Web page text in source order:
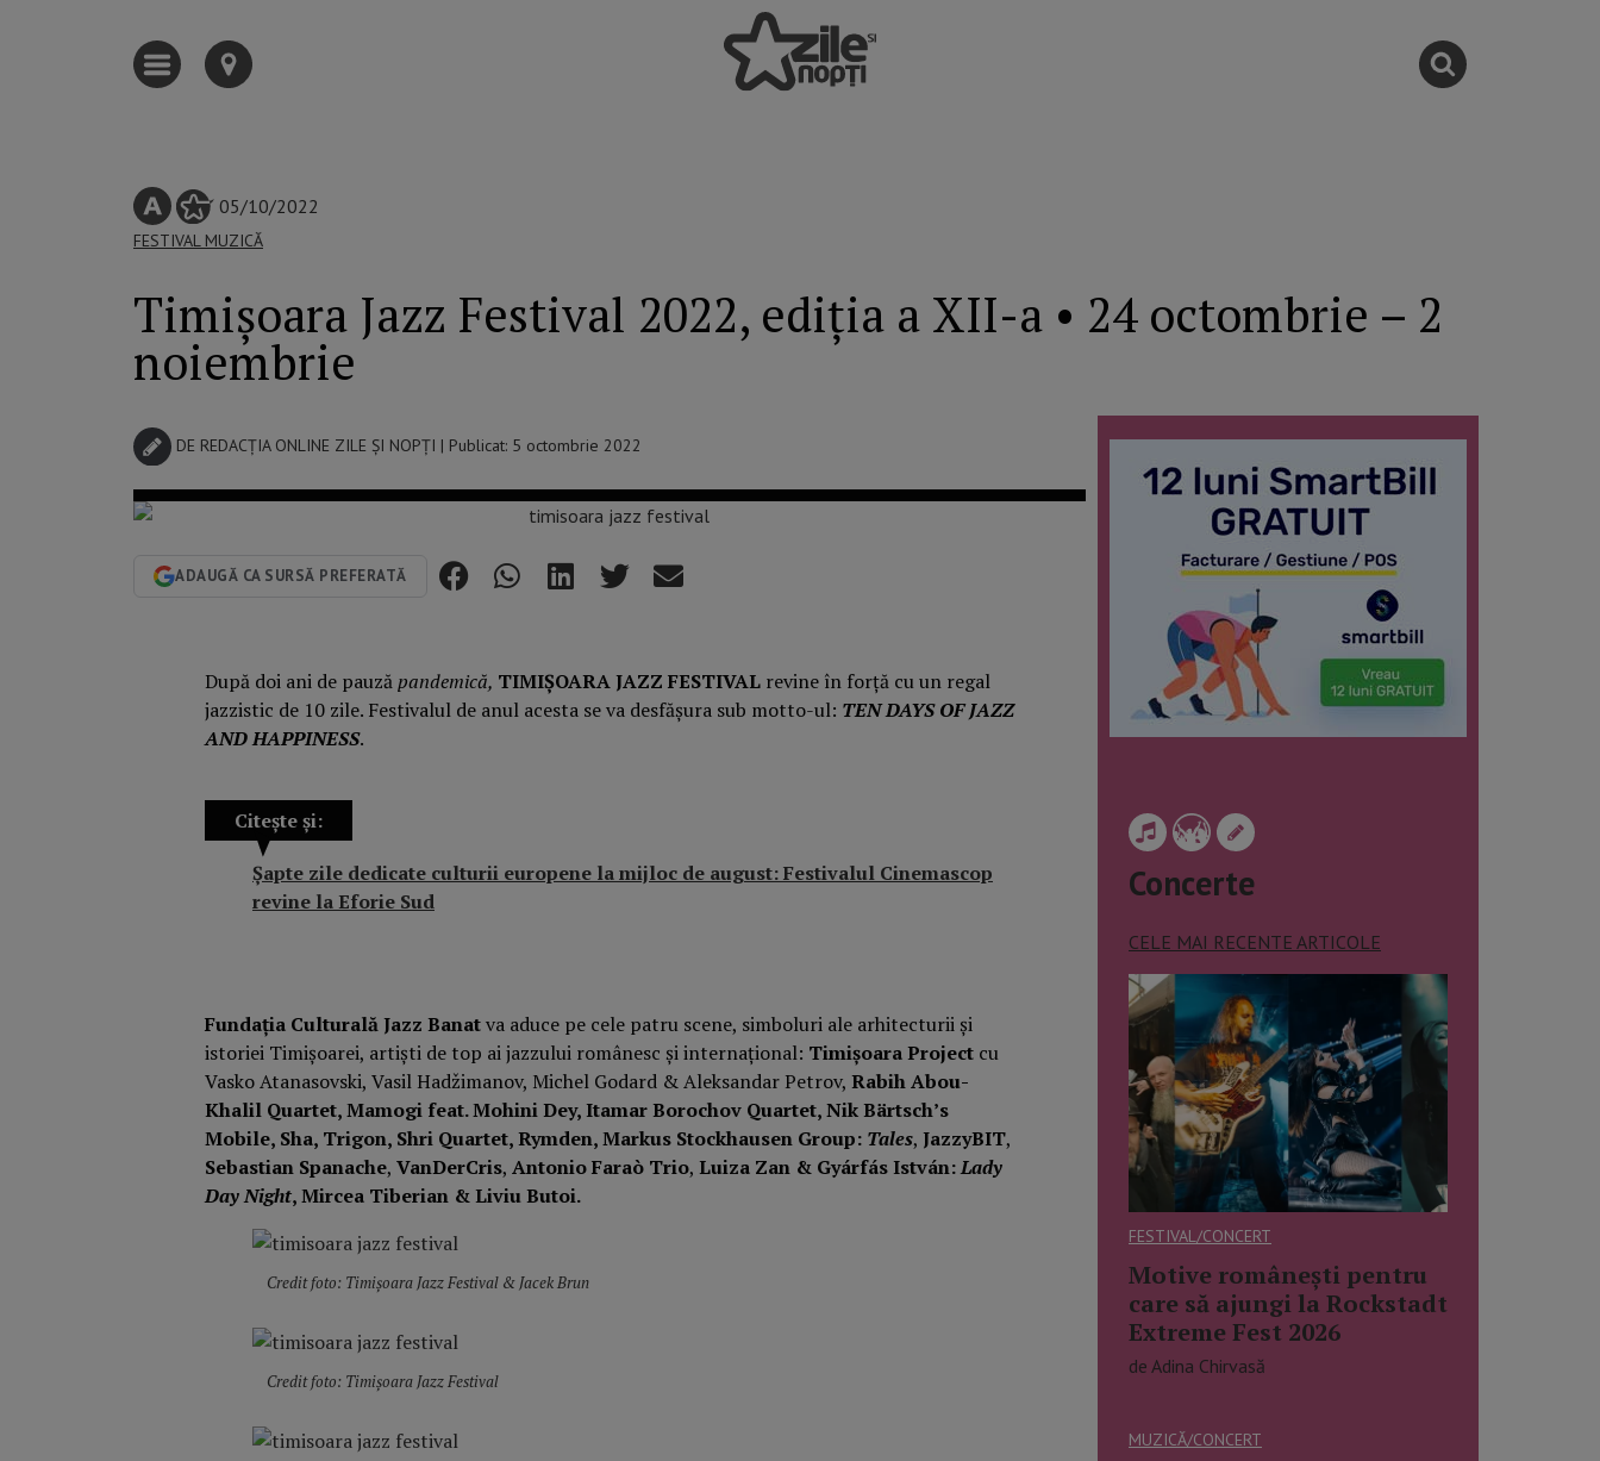
05/10/2022
FESTIVAL MUZICĂ
Timișoara Jazz Festival 2022, ediția a XII-a • 24 octombrie – 2
noiembrie
DE REDACȚIA ONLINE ZILE ȘI NOPȚI | Publicat: 5 octombrie 2022
ADAUGĂ CA SURSĂ PREFERATĂ
După doi ani de pauzăpandemică, TIMIȘOARA JAZZ FESTIVAL revine în forță cu un regal
jazzistic de 10 zile. Festivalul de anul acesta se va desfășura sub motto-ul: TEN DAYS OF JAZZ
AND HAPPINESS.
Citește și:
Șapte zile dedicate culturii europene la mijloc de august: Festivalul Cinemascop
revine la Eforie Sud
Fundația Culturală Jazz Banatva aduce pe cele patru scene, simboluri ale arhitecturii și
istoriei Timișoarei, artiști de top ai jazzului românesc și internațional: Timișoara Project cu
Vasko Atanasovski, Vasil Hadžimanov, Michel Godard & Aleksandar Petrov, Rabih Abou-
Khalil Quartet, Mamogi feat. Mohini Dey, Itamar Borochov Quartet, Nik Bärtsch’s
Mobile, Sha, Trigon, Shri Quartet, Rymden, Markus Stockhausen Group: Tales, JazzyBIT,
Sebastian Spanache, VanDerCris, Antonio Faraò Trio, Luiza Zan & Gyárfás István:Lady
Day Night, Mircea Tiberian & Liviu Butoi.
Credit foto: Timișoara Jazz Festival & Jacek Brun
Credit foto: Timișoara Jazz Festival
Concerte
CELE MAI RECENTE ARTICOLE
FESTIVAL/CONCERT
Motive românești pentru
care să ajungi la Rockstadt
Extreme Fest 2026
de Adina Chirvasă
MUZICĂ/CONCERT